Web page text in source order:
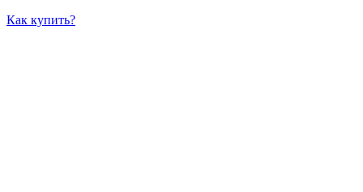
Как купить?